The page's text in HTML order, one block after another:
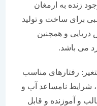
به ارمغان
ساخت و تولید
و همچنین
مناسب
نامساعد آب و
و قابل